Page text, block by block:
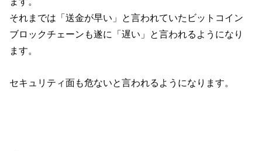
それまでは「送金が早い」と言われていたビットコイン
ブロックチェーンも遂に「遅い」と言われるようになり
ます。
セキュリティ面も危ないと言われるようになります。